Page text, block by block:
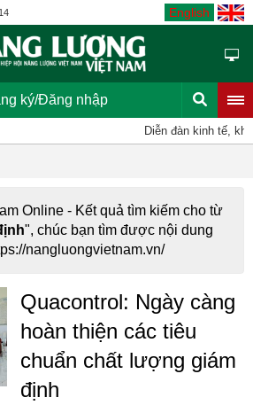
English
ký/Đăng nhập
Diễn đàn kinh tế,
Online - Kết quả tìm kiếm cho từ
", chúc bạn tìm được nội dung
nangluongvietnam.vn/
Quacontrol: Ngày càng
hoàn thiện các tiêu
chuẩn chất lượng giám
định